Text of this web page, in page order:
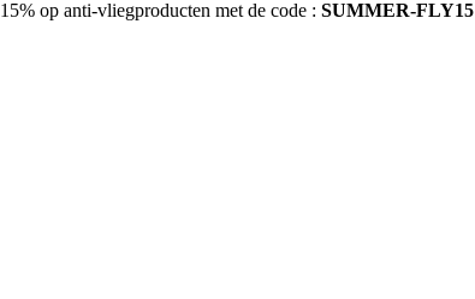
15% op anti-vliegproducten met de code : SUMMER-FLY15